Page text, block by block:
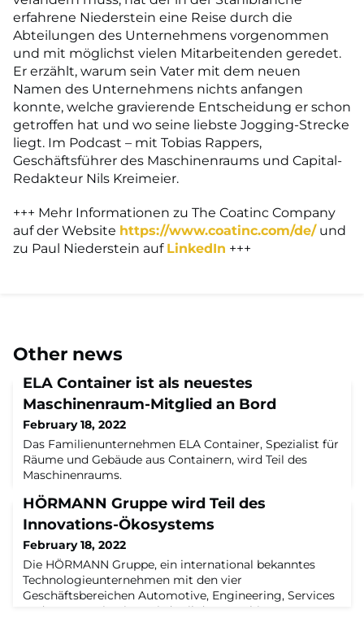
erfahrene Niederstein eine Reise durch die
Abteilungen des Unternehmens vorgenommen
und mit möglichst vielen Mitarbeitenden geredet.
Er erzählt, warum sein Vater mit dem neuen
Namen des Unternehmens nichts anfangen
konnte, welche gravierende Entscheidung er schon
getroffen hat und wo seine liebste Jogging-Strecke
liegt. Im Podcast – mit Tobias Rappers,
Geschäftsführer des Maschinenraums und Capital-
Redakteur Nils Kreimeier.
+++ Mehr Informationen zu The Coatinc Company
auf der Website https://www.coatinc.com/de/und
zu Paul Niederstein auf LinkedIn +++
Other news
ELA Container ist als neuestes
Maschinenraum-Mitglied an Bord
February 18, 2022
Das Familienunternehmen ELA Container, Spezialist für
Räume und Gebäude aus Containern, wird Teil des
Maschinenraums.
HÖRMANN Gruppe wird Teil des
Innovations-Ökosystems
February 18, 2022
Die HÖRMANN Gruppe, ein international bekanntes
Technologieunternehmen mit den vier
Geschäftsbereichen Automotive, Engineering, Services
und Communication, wird Teil des Maschinenraums.